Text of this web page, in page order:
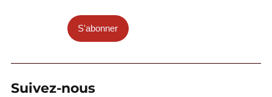
S'abonner
Suivez-nous